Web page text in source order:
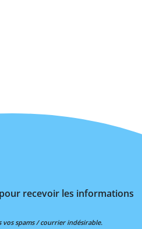
recevoir les informations
spams / courrier indésirable.